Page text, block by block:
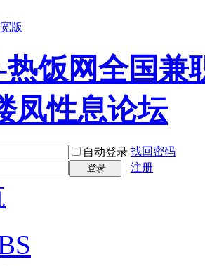
版
自动登录 找回密码
登录 注册